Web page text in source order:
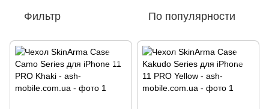
Фильтр По популярности